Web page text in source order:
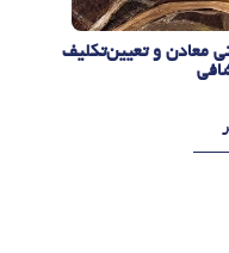
معادن و تعیین‌تکلیف